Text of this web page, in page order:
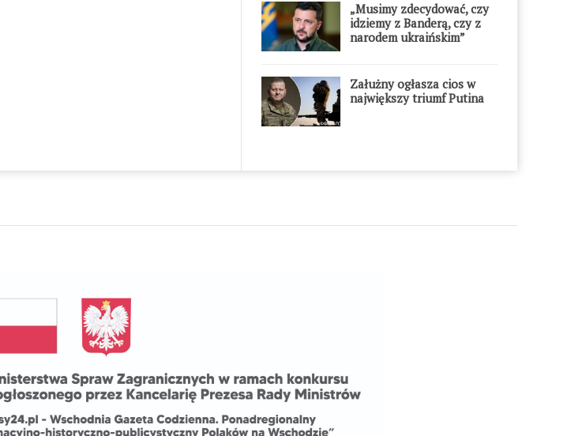
„Musimy zdecydować, czy
idziemy z Banderą, czy z
narodem ukraińskim”
Załużny ogłasza cios w
największy triumf Putina